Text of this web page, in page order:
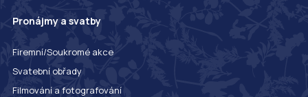
Pronájmy a svatby
Firemní/Soukromé akce
Svatební obřady
Filmování a fotografování